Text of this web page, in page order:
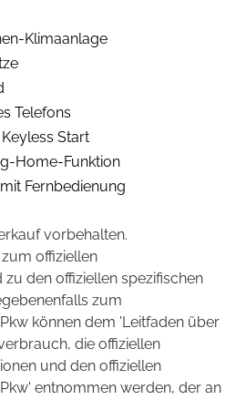
Klimaanlage
Telefons
Start
Home-Funktion
Fernbedienung
vorbehalten.
offiziellen
den offiziellen spezifischen
zum
können dem 'Leitfaden über
die offiziellen
und den offiziellen
entnommen werden, der an